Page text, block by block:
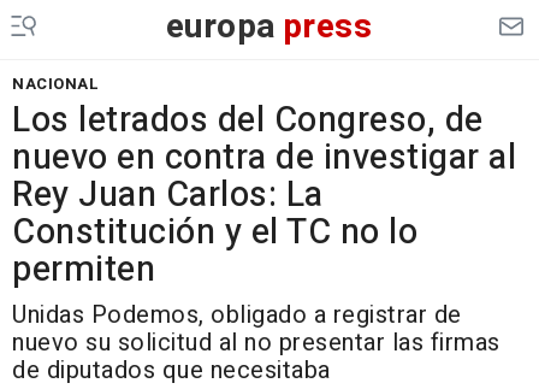
europa press
NACIONAL
Los letrados del Congreso, de
nuevo en contra de investigar al
Rey Juan Carlos: La
Constitución y el TC no lo
permiten
Unidas Podemos, obligado a registrar de
nuevo su solicitud al no presentar las firmas
de diputados que necesitaba